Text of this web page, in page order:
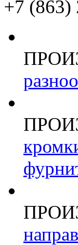
+7 (863)